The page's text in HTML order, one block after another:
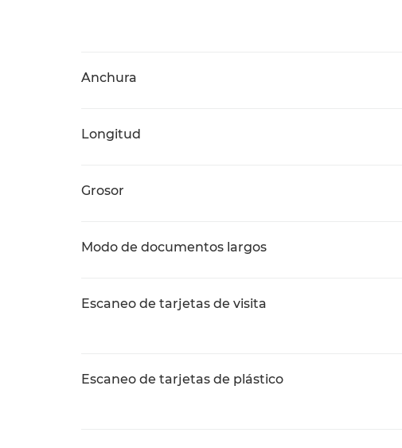
Anchura
Longitud
Grosor
Modo de documentos largos
Escaneo de tarjetas de visita
Escaneo de tarjetas de plástico